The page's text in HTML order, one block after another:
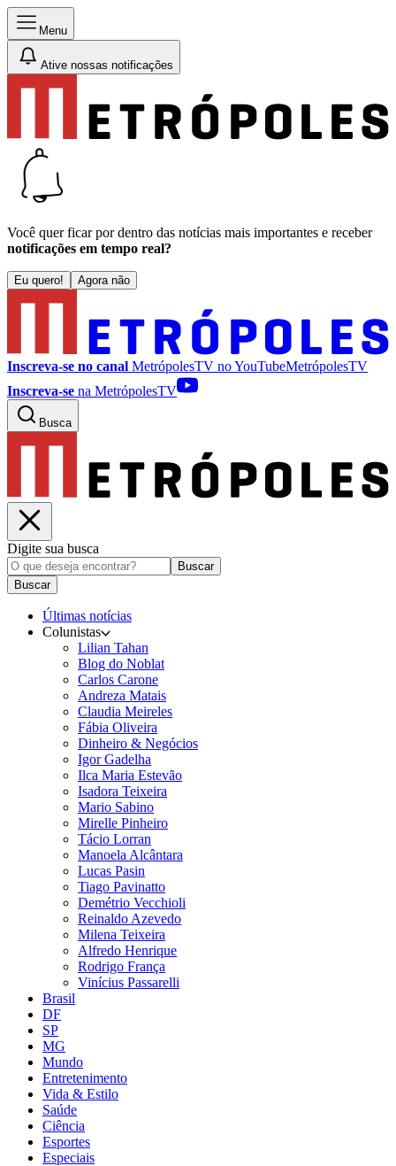
Menu
Ative nossas notificações
Você quer ficar por dentro das notícias mais importantes e receber
notificações em tempo real?
Eu quero! Agora não
Inscreva-se no canal MetrópolesTV noYouTubeMetrópolesTV
Inscreva-se na MetrópolesTV
Busca
Digite sua busca
Buscar
Buscar
Últimas notícias
Colunistas
Lilian Tahan
Blog do Noblat
Carlos Carone
Andreza Matais
Claudia Meireles
Fábia Oliveira
Dinheiro & Negócios
Igor Gadelha
Ilca Maria Estevão
Isadora Teixeira
Mario Sabino
Mirelle Pinheiro
Tácio Lorran
Manoela Alcântara
Lucas Pasin
Tiago Pavinatto
Demétrio Vecchioli
Reinaldo Azevedo
Milena Teixeira
Alfredo Henrique
Rodrigo França
Vinícius Passarelli
Brasil
DF
SP
MG
Mundo
Entretenimento
Vida & Estilo
Saúde
Ciência
Esportes
Especiais